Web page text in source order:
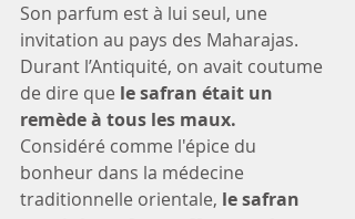
Son parfum est à lui seul, une
invitation au pays des Maharajas.
Durant l’Antiquité, on avait coutume
de dire que le safran était un
remède à tous les maux.
Considéré comme l'épice du
bonheur dans la médecine
traditionnelle orientale, le safran